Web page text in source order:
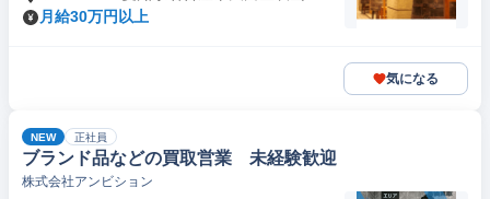
月給30万円以上
気になる
NEW 正社員
ブランド品などの買取営業 未経験歓迎
株式会社アンビション